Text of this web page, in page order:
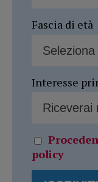
Fascia di età
Interesse
policy